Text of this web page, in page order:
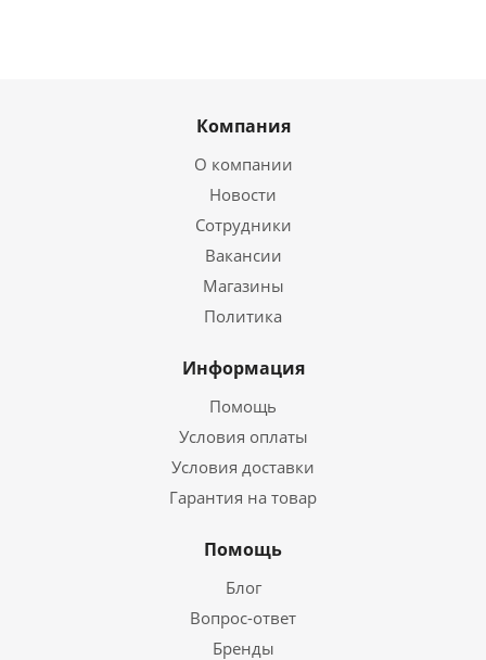
Компания
О компании
Новости
Сотрудники
Вакансии
Магазины
Политика
Информация
Помощь
Условия оплаты
Условия доставки
Гарантия на товар
Помощь
Блог
Вопрос-ответ
Бренды